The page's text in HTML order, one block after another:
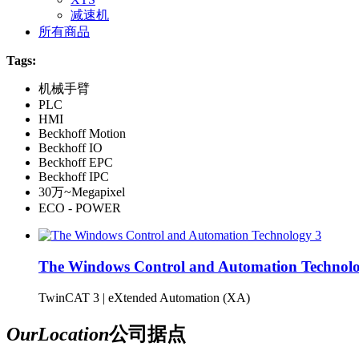
减速机
所有商品
Tags:
机械手臂
PLC
HMI
Beckhoff Motion
Beckhoff IO
Beckhoff EPC
Beckhoff IPC
30万~Megapixel
ECO - POWER
The Windows Control and Automation
TwinCAT 3 | eXtended Automation (XA)
OurLocation公司据点